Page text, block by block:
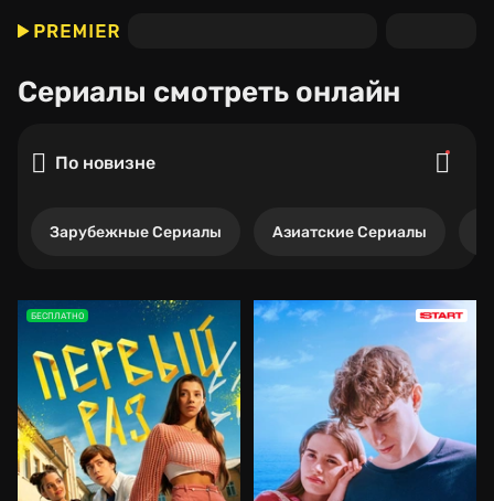
Сериалы смотреть онлайн
По новизне
Зарубежные Сериалы Азиатские Сериалы
БЕСПЛАТНО